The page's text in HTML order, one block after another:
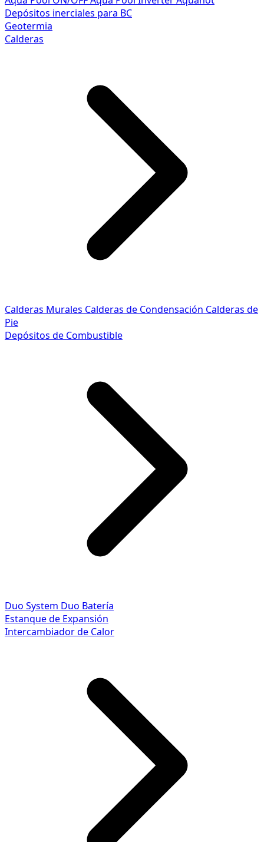
Depósitos inerciales para BC
Geotermia
Calderas
Calderas Murales Calderas de Condensación Calderas de
Pie
Depósitos de Combustible
Duo System Duo Batería
Estanque de Expansión
Intercambiador de Calor